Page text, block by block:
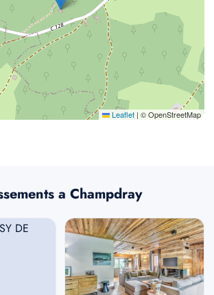
Leaflet | © OpenStreetMap
a Champdray